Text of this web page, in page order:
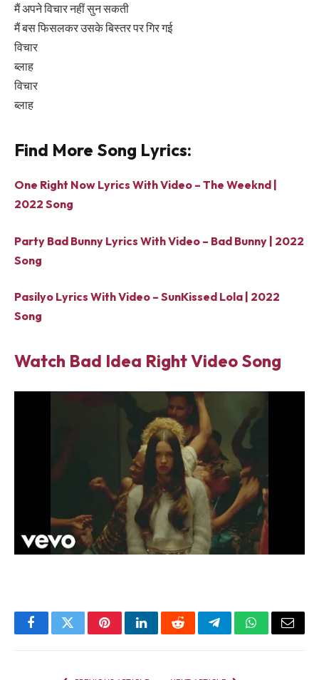
मैं अपने विचार नहीं सुन सकती
मैं बस फिसलकर उसके बिस्तर पर गिर गई
विचार
ब्लाह
विचार
ब्लाह
Find More Song Lyrics:
One Right Now Lyrics With Video – The Weeknd |
2022 Song
Party Bad Bunny Lyrics With Video – Bad Bunny | 2022
Song
Pasilyo Lyrics With Video – SunKissed Lola | 2022
Song
Watch Bad Idea Right Video Song
FacebookTwitterPinterestLinkedInRedditTelegramWhatsApp
Email